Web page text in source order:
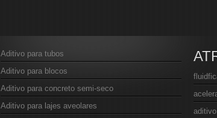
Aditivo para tubos
Aditivo para blocos
Aditivo para concreto semi-seco
Aditivo para lajes aveolares